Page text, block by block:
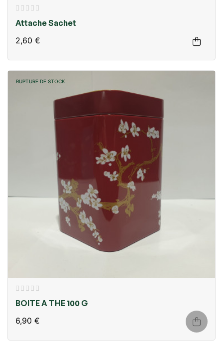
Attache Sachet
2,60 €
RUPTURE DE STOCK
BOITE A THE 100 G
6,90 €